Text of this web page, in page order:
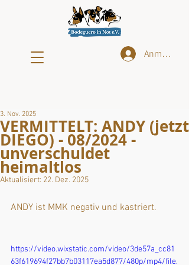
Anmelden
VERMITTELT: ANDY (jetzt
DIEGO) - 08/2024 -
unverschuldet
heimaltlos
3. Nov. 2025
Aktualisiert: 22. Dez. 2025
ANDY ist MMK negativ und kastriert.
https://video.wixstatic.com/video/3de57a_cc81
63f619694f27bb7b03117ea5d877/480p/mp4/file.